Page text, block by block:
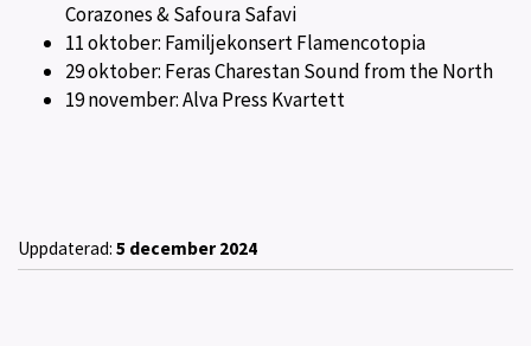
Corazones & Safoura Safavi
11 oktober: Familjekonsert Flamencotopia
29 oktober: Feras Charestan Sound from the North
19 november: Alva Press Kvartett
Uppdaterad: 5 december 2024